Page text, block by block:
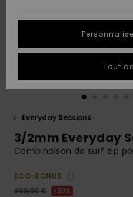
A
Découvrir
A
Découvrir
tailles
conversation
obtenir la
plus rapide
à votre
question.
QUIKSILVER
Everyday Sessions
3/2mm Everyday
Combinaison de surf zip
ECO-BONUS
200,00 €
20%
Tout